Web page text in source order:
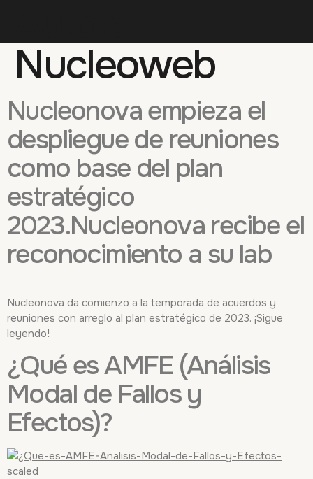
Nucleoweb
Nucleonova empieza el
despliegue de reuniones
como base del plan
estratégico
2023.Nucleonova recibe el
reconocimiento a su lab
Nucleonova da comienzo a la temporada de acuerdos y
reuniones con arreglo al plan estratégico de 2023. ¡Sigue
leyendo!
¿Qué es AMFE (Análisis
Modal de Fallos y
Efectos)?